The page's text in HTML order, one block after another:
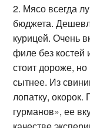
Мясо всегда
бюджета.
курицей. Очень
филе без
стоит дороже,
сытнее. Из
лопатку, окорок.
гурманов», ее